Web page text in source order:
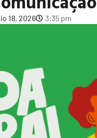
18, 2026 3:35 pm